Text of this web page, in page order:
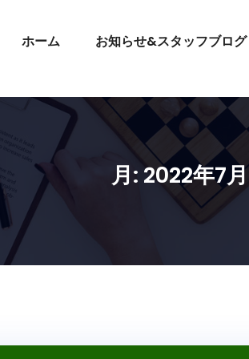
ホーム お知らせ&スタッフブログ
月: 2022年7月